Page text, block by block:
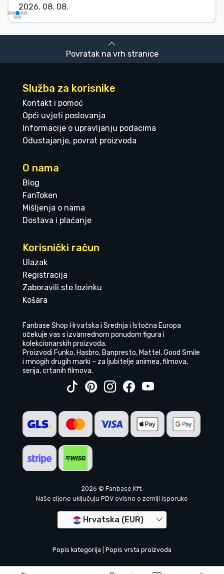
2026. 08. 08.
Povratak na vrh stranice
Služba za korisnike
Kontakt i pomoć
Opći uvjeti poslovanja
Informacije o upravljanju podacima
Odustajanje, povrat proizvoda
O nama
Blog
FanToken
Mišljenja o nama
Dostava i plaćanje
Korisnički račun
Ulazak
Registracija
Zaboravili ste lozinku
Košara
Fanbase Shop Hrvatska i Srednja i Istočna Europa
očekuje vas s izvanrednom ponudom figura i
kolekcionarskih proizvoda.
Proizvodi Funko, Hasbro, Banpresto, Mattel, Good Smile
i mnogih drugih marki – za ljubitelje animea, filmova,
serija, crtanih filmova.
2026 © Fanbase Kft.
Naše cijene uključuju PDV ovisno o zemlji isporuke
Hrvatska (EUR)
Popis kategorija Popis vrsta proizvoda